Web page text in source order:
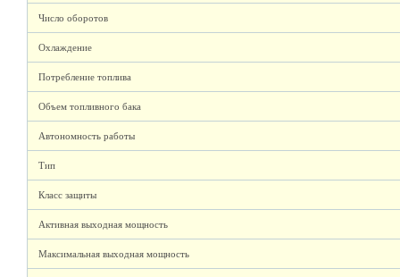
Число оборотов
Охлаждение
Потребление топлива
Объем топливного бака
Автономность работы
Тип
Класс защиты
Активная выходная мощность
Максимальная выходная мощность